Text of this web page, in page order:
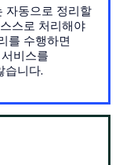
자동으로 정리할
스로 처리해야
를 수행하면
비스를
습니다.